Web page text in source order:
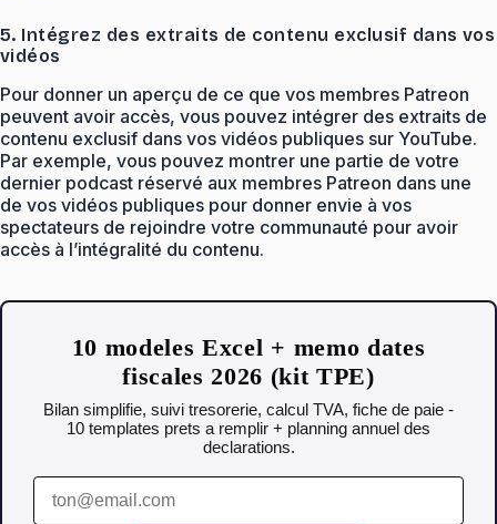
5. Intégrez des extraits de contenu exclusif dans vos
vidéos
Pour donner un aperçu de ce que vos membres Patreon
peuvent avoir accès, vous pouvez intégrer des extraits de
contenu exclusif dans vos vidéos publiques sur YouTube.
Par exemple, vous pouvez montrer une partie de votre
dernier podcast réservé aux membres Patreon dans une
de vos vidéos publiques pour donner envie à vos
spectateurs de rejoindre votre communauté pour avoir
accès à l’intégralité du contenu.
10 modeles Excel + memo dates
fiscales 2026 (kit TPE)
Bilan simplifie, suivi tresorerie, calcul TVA, fiche de paie -
10 templates prets a remplir + planning annuel des
declarations.